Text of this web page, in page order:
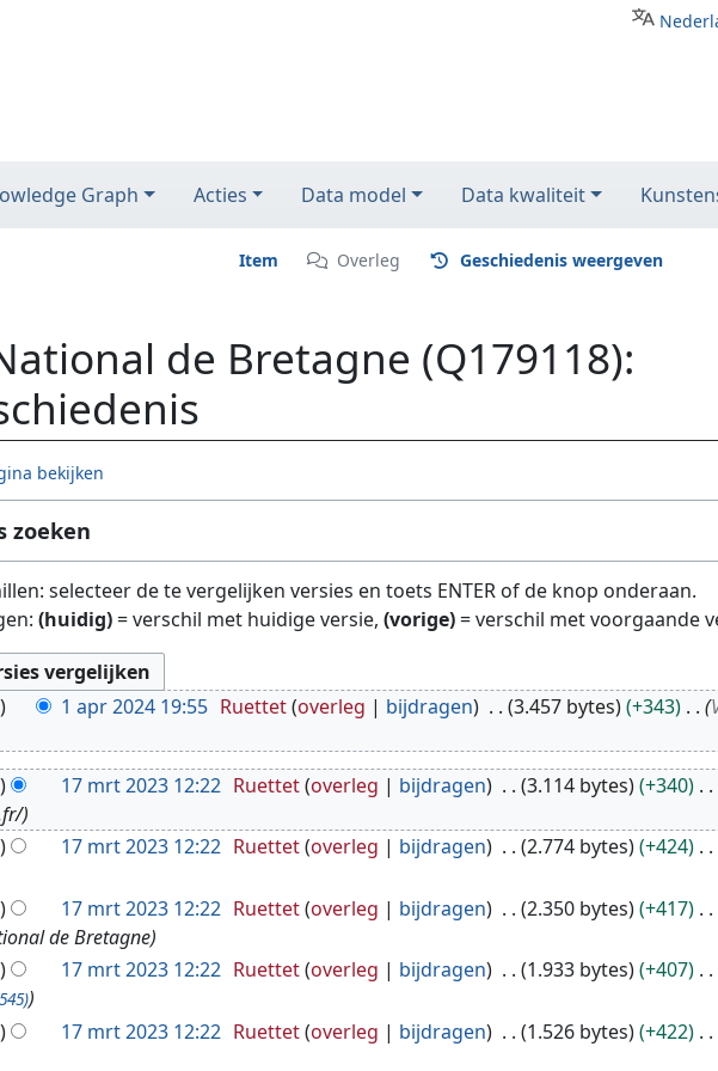
Graph Acties Data model Data kwaliteit
Item Overleg Geschiedenis weergeven
de Bretagne (Q179118):
bekijken
zoeken
selecteer de te vergelijken versies en toets ENTER of de knop onderaan.
(huidig)= verschil met huidige versie, (vorige)= verschil met voorgaande
1 apr 2024 19:55 Ruettet overleg bijdragen 3.457 bytes +343
17 mrt 2023 12:22 Ruettet overleg bijdragen 3.114 bytes +340
17 mrt 2023 12:22 Ruettet overleg bijdragen 2.774 bytes +424
17 mrt 2023 12:22 Ruettet overleg bijdragen 2.350 bytes +417
de Bretagne
17 mrt 2023 12:22 Ruettet overleg bijdragen 1.933 bytes +407
17 mrt 2023 12:22 Ruettet overleg bijdragen 1.526 bytes +422